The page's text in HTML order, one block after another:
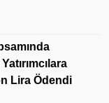
Lira Ödendi